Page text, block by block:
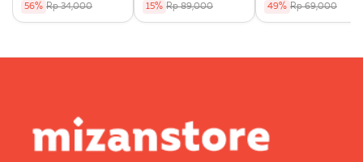
56% Rp 34,000 15% Rp 89,000 49% Rp 69,000